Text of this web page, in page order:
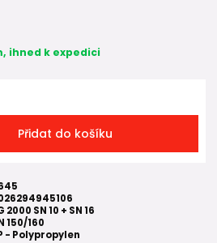
ihned k expedici
Přidat do košíku
2000 SN 10 + SN 16
150/160
- Polypropylen